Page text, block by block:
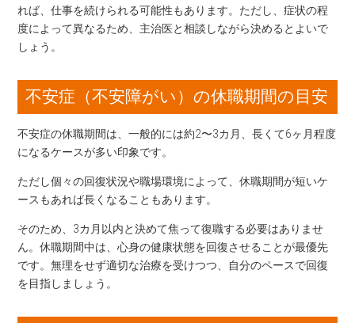
れば、仕事を続けられる可能性もあります。ただし、症状の程
度によって異なるため、主治医と相談しながら決めるとよいで
しょう。
不安症（不安障がい）の休職期間の目安
不安症の休職期間は、一般的には約2〜3カ月、長くて6ヶ月程度
になるケースが多い印象です。
ただし個々の回復状況や職場環境によって、休職期間が短いケ
ースもあれば長くなることもあります。
そのため、3カ月以内と決めて焦って復職する必要はありませ
ん。休職期間中は、心身の健康状態を回復させることが最優先
です。無理をせず適切な治療を受けつつ、自分のペースで回復
を目指しましょう。